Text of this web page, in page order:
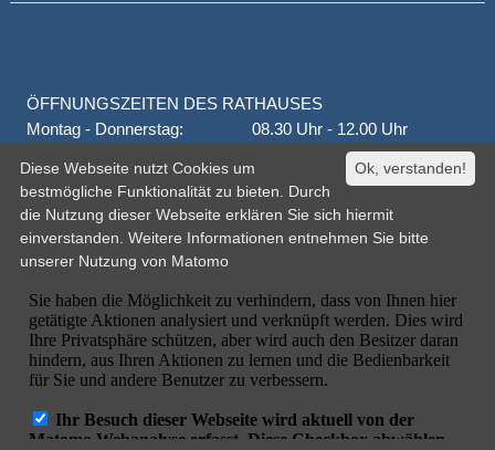
ÖFFNUNGSZEITEN DES RATHAUSES
Montag - Donnerstag:
08.30 Uhr - 12.00 Uhr
14.00 Uhr - 18.00 Uhr
jeden 1. und 3. Montag
16.00 Uhr - 18.00 Uhr
Freitag
geschlossen
oder nach Vereinbarung
Ok, verstanden!
Diese Webseite nutzt Cookies um
bestmögliche Funktionalität zu bieten. Durch
die Nutzung dieser Webseite erklären Sie sich hiermit
einverstanden. Weitere Informationen entnehmen Sie bitte
unserer Nutzung von Matomo